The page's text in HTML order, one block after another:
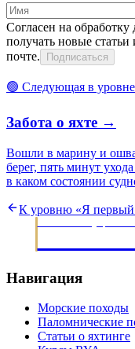
Согласен на
получать новые
почте.
Подписаться
🟢 Следующая в
Забота о яхте →
Вошли в марину и
берег, пять минут
в каком состоянии
К уровню «Я первый
Навигация
Морские походы
Паломнические
Статьи о яхтинге